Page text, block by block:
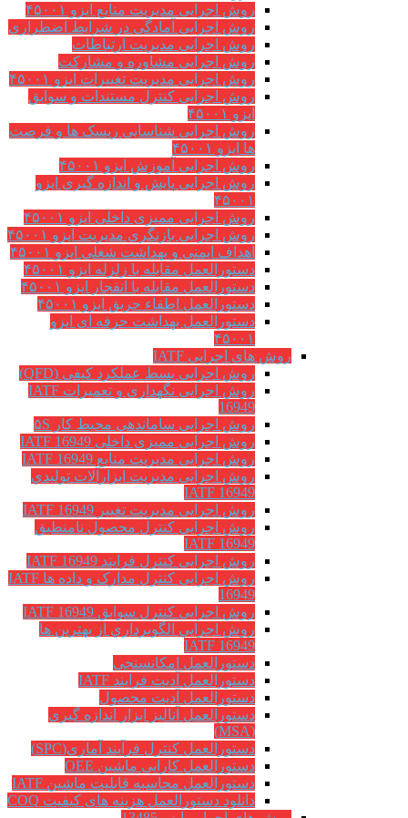
روش اجرایی مدیریت منابع ایزو ۴۵۰۰۱
روش اجرایی آمادگی در شرایط اضطراری
روش اجرایی مدیریت ارتباطات
روش اجرایی مشاوره و مشارکت
روش اجرایی مدیریت تغییرات ایزو ۴۵۰۰۱
روش اجرایی کنترل مستندات و سوابق
روش اجرایی شناسایی ریسک ها و فرصت
روش اجرایی آموزش ایزو ۴۵۰۰۱
روش اجرایی پایش و اندازه گیری ایزو
روش اجرایی ممیزی داخلی ایزو ۴۵۰۰۱
روش اجرایی بازنگری مدیریت ایزو ۴۵۰۰۱
اهداف ایمنی و بهداشت شغلی ایزو ۴۵۰۰۱
دستورالعمل مقابله با زلزله ایزو ۴۵۰۰۱
دستورالعمل مقابله با انفجار ایزو ۴۵۰۰۱
دستورالعمل اطفاء حریق ایزو ۴۵۰۰۱
دستورالعمل بهداشت حرفه ای ایزو
روش های اجرایی IATF
روش اجرایی بسط عملکرد کیفی (QFD)
روش اجرایی نگهداری و تعمیرات IATF
روش اجرایی ساماندهی محیط کار ۵S
روش اجرایی ممیزی داخلی IATF 16949
روش اجرایی مدیریت منابع IATF 16949
روش اجرایی مديريت ابزارآلات توليدي
روش اجرایی مدیریت تغییر IATF 16949
روش اجرایی کنترل محصول نامنطبق
روش اجرایی کنترل فرایند IATF 16949
روش اجرایی کنترل مدارک و داده ها IATF
روش اجرایی کنترل سوابق IATF 16949
روش اجرايي الگوبرداري از بهترين ها
دستورالعمل امکانسنجی
دستورالعمل آدیت فرایند IATF
دستورالعمل آدیت محصول
دستورالعمل آنالیز ابزار اندازه گیری
دستورالعمل کنترل فرآیند آماری(SPC)
دستورالعمل کارایی ماشین OEE
دستورالعمل محاسبه قابلیت ماشین IATF
دانلود دستورالعمل هزینه های کیفیت COQ